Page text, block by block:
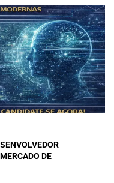
DE